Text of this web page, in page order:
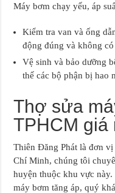
Máy bơm chạy yếu, áp
Kiểm tra van và ống
động đúng và không
Vệ sinh và bảo dưỡng
thế các bộ phận bị hao
Thợ sửa
TPHCM giá
Thiên Đăng Phát là đơn
Chí Minh, chúng tôi
huyện thuộc khu vực
máy bơm tăng áp, quý